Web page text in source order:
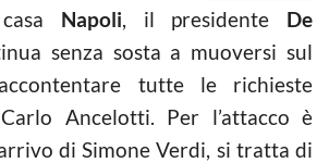
Napoli, il presidente De
senza sosta a muoversi sul
tutte le richieste
Carlo Ancelotti. Per l’attacco è
di Simone Verdi, si tratta di